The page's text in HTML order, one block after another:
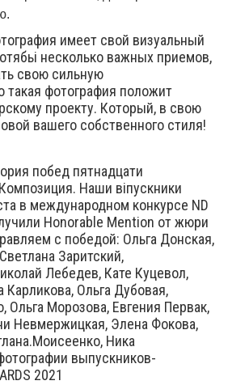
имеет свой визуальный
несколько важных приемов,
свою сильную
фотография положит
проекту. Который, в свою
вашего собственного стиля!
побед пятнадцати
Наши віпускники
в международном конкурсе ND
Honorable Mention от жюри
с победой: Ольга Донская,
Заритский,
Лебедев, Кате Куцевол,
Ольга Дубовая,
Ольга Морозова, Евгения Первак,
Невмержицкая, Элена Фокова,
Ника
выпускников-
2021